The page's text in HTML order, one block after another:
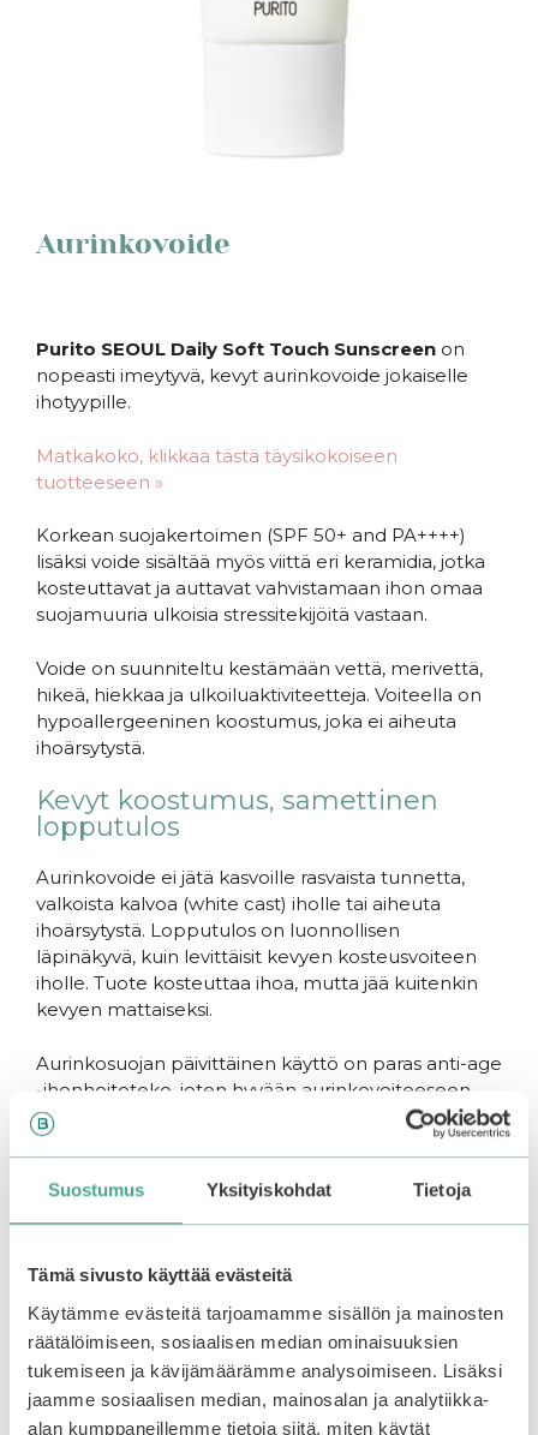
Suostumus Yksityiskohdat Tietoja
Tämä sivusto käyttää evästeitä
Käytämme evästeitä tarjoamamme sisällön ja mainosten
räätälöimiseen, sosiaalisen median ominaisuuksien
tukemiseen ja kävijämäärämme analysoimiseen. Lisäksi
jaamme sosiaalisen median, mainosalan ja analytiikka-
alan kumppaneillemme tietoja siitä, miten käytät
Aurinkovoide
Purito SEOUL Daily Soft Touch Sunscreen on
nopeasti imeytyvä, kevyt aurinkovoide jokaiselle
ihotyypille.
Matkakoko, klikkaa tästä täysikokoiseen
tuotteeseen »
Korkean suojakertoimen (SPF 50+ and PA++++)
lisäksi voide sisältää myös viittä eri keramidia, jotka
kosteuttavat ja auttavat vahvistamaan ihon omaa
suojamuuria ulkoisia stressitekijöitä vastaan.
Voide on suunniteltu kestämään vettä, merivettä,
hikeä, hiekkaa ja ulkoiluaktiviteetteja. Voiteella on
hypoallergeeninen koostumus, joka ei aiheuta
ihoärsytystä.
Kevyt koostumus, samettinen
lopputulos
Aurinkovoide ei jätä kasvoille rasvaista tunnetta,
valkoista kalvoa (white cast) iholle tai aiheuta
ihoärsytystä. Lopputulos on luonnollisen
läpinäkyvä, kuin levittäisit kevyen kosteusvoiteen
iholle. Tuote kosteuttaa ihoa, mutta jää kuitenkin
kevyen mattaiseksi.
Aurinkosuojan päivittäinen käyttö on paras anti-age
-ihonhoitoteko, joten hyvään aurinkovoiteeseen
kannattaa panostaa!
Tuotteen hyödyt lyhyesti
Korkea suojakerroin SPF50+ PA++++,
Suojaa ihoa auringolta ja ulkoisilta
Kevyt, nopeasti imeytyvä
Sopii hyvin meikin alle
Pehmeä, semimattainen lopputulos
Sopii kaikille ihonsävyille, ei white castia